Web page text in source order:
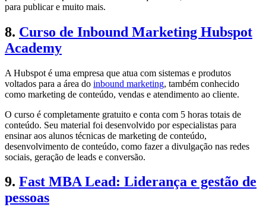
para publicar e muito mais.
8. Curso de Inbound Marketing Hubspot
Academy
A Hubspot é uma empresa que atua com sistemas e produtos
voltados para a área do inbound marketing, também conhecido
como marketing de conteúdo, vendas e atendimento ao cliente.
O curso é completamente gratuito e conta com 5 horas totais de
conteúdo. Seu material foi desenvolvido por especialistas para
ensinar aos alunos técnicas de marketing de conteúdo,
desenvolvimento de conteúdo, como fazer a divulgação nas redes
sociais, geração de leads e conversão.
9. Fast MBA Lead: Liderança e gestão de
pessoas